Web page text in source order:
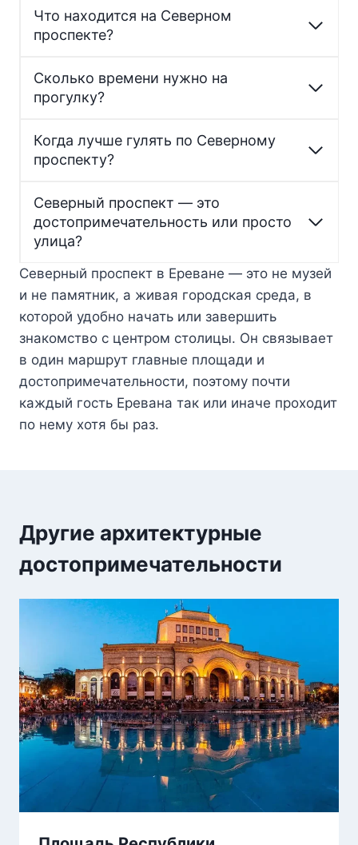
Что находится на Северном
проспекте?
Сколько времени нужно на
прогулку?
Когда лучше гулять по Северному
проспекту?
Северный проспект — это
достопримечательность или просто
улица?
Северный проспект в Ереване — это не музей
и не памятник, а живая городская среда, в
которой удобно начать или завершить
знакомство с центром столицы. Он связывает
в один маршрут главные площади и
достопримечательности, поэтому почти
каждый гость Еревана так или иначе проходит
по нему хотя бы раз.
Другие архитектурные
достопримечательности